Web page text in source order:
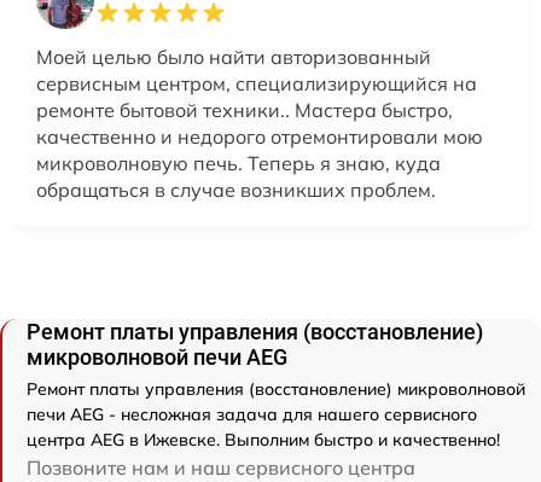
Моей целью было найти авторизованный
сервисным центром, специализирующийся на
ремонте бытовой техники.. Мастера быстро,
качественно и недорого отремонтировали мою
микроволновую печь. Теперь я знаю, куда
обращаться в случае возникших проблем.
Ремонт платы управления (восстановление)
микроволновой печи AEG
Ремонт платы управления (восстановление) микроволновой
печи AEG - несложная задача для нашего сервисного
центра AEG в Ижевске. Выполним быстро и качественно!
Позвоните нам и наш сервисного центра